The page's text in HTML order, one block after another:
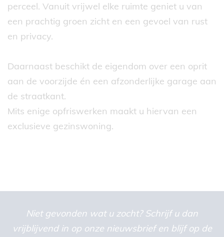
perceel. Vanuit vrijwel elke ruimte geniet u van
een prachtig groen zicht en een gevoel van rust
en privacy.
Daarnaast beschikt de eigendom over een oprit
aan de voorzijde én een afzonderlijke garage aan
de straatkant.
Mits enige opfriswerken maakt u hiervan een
exclusieve gezinswoning.
Niet gevonden wat u zocht? Schrijf u dan
vrijblijvend in op onze nieuwsbrief en blijf op de